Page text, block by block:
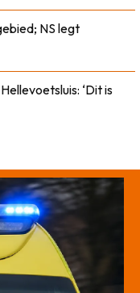
NS legt
‘Dit is